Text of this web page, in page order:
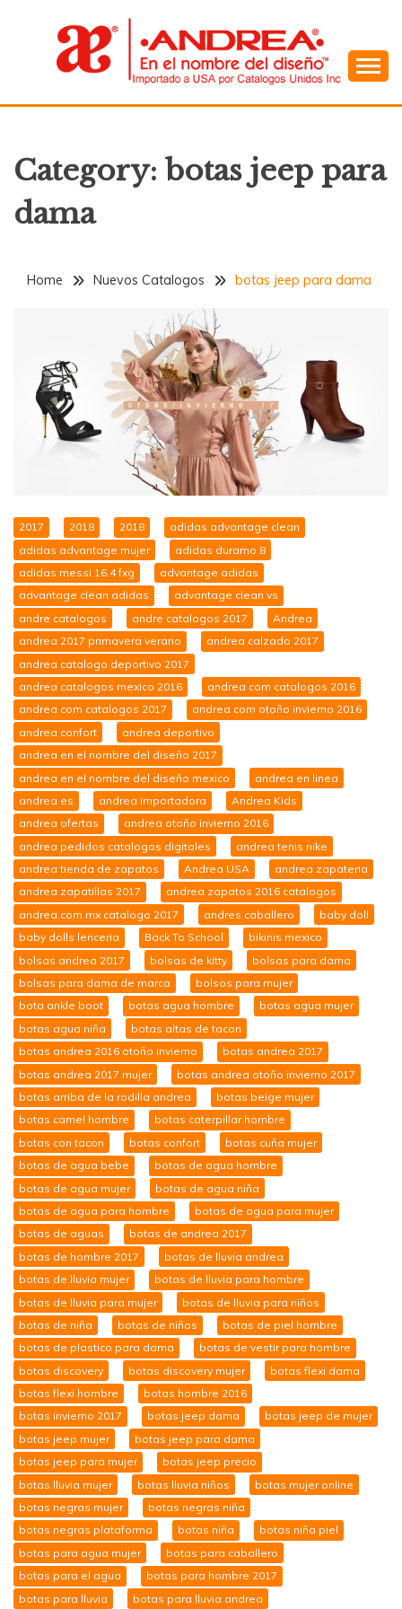
ANDREA
Category: botas jeep para
dama
Home Nuevos Catalogos botas jeep para dama
2017 2018 2018
adidas advantage clean
adidas advantage mujer
adidas duramo 8
adidas messi 16.4 fxg
advantage adidas
advantage clean adidas
advantage clean vs
andre catalogos
andre catalogos 2017
Andrea
andrea 2017 primavera verano
andrea calzado 2017
andrea catalogo deportivo 2017
andrea catalogos mexico 2016
andrea com catalogos 2016
andrea com catalogos 2017
andrea com otoño invierno 2016
andrea confort
andrea deportivo
andrea en el nombre del diseño 2017
andrea en el nombre del diseño mexico
andrea en linea
andrea es
andrea importadora
Andrea Kids
andrea ofertas
andrea otoño invierno 2016
andrea pedidos catalogos digitales
andrea tenis nike
andrea tienda de zapatos
Andrea USA
andrea zapateria
andrea zapatillas 2017
andrea zapatos 2016 catalogos
andrea.com.mx catalogo 2017
andres caballero
baby doll
baby dolls lenceria
Back To School
bikinis mexico
bolsas andrea 2017
bolsas de kitty
bolsas para dama
bolsas para dama de marca
bolsos para mujer
bota ankle boot
botas agua hombre
botas agua mujer
botas agua niña
botas altas de tacon
botas andrea 2016 otoño invierno
botas andrea 2017
botas andrea 2017 mujer
botas andrea otoño invierno 2017
botas arriba de la rodilla andrea
botas beige mujer
botas camel hombre
botas caterpillar hombre
botas con tacon
botas confort
botas cuña mujer
botas de agua bebe
botas de agua hombre
botas de agua mujer
botas de agua niña
botas de agua para hombre
botas de agua para mujer
botas de aguas
botas de andrea 2017
botas de hombre 2017
botas de lluvia andrea
botas de lluvia mujer
botas de lluvia para hombre
botas de lluvia para mujer
botas de lluvia para niños
botas de niña
botas de niños
botas de piel hombre
botas de plastico para dama
botas de vestir para hombre
botas discovery
botas discovery mujer
botas flexi dama
botas flexi hombre
botas hombre 2016
botas invierno 2017
botas jeep dama
botas jeep de mujer
botas jeep mujer
botas jeep para dama
botas jeep para mujer
botas jeep precio
botas lluvia mujer
botas lluvia niños
botas mujer online
botas negras mujer
botas negras niña
botas negras plataforma
botas niña
botas niña piel
botas para agua mujer
botas para caballero
botas para el agua
botas para hombre 2017
botas para lluvia
botas para lluvia andrea